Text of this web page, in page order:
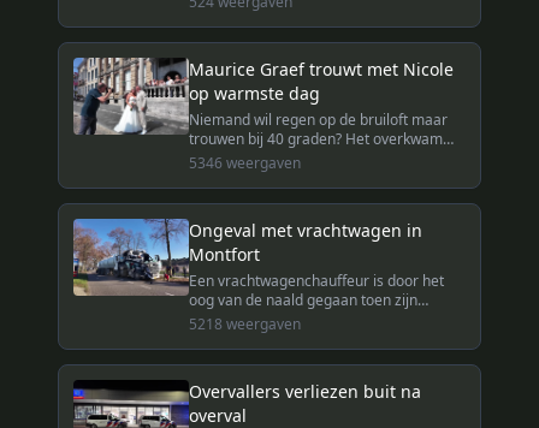
Maurice Graef trouwt met Nicole
op warmste dag
Niemand wil regen op de bruiloft maar
trouwen bij 40 graden? Het overkwam
Nicole en Maurice Graef afgelopen
vrijdag toen ze met elkaar in Roermond
5346 weergaven
Ongeval met vrachtwagen in
Montfort
Een vrachtwagenchauffeur is door het
oog van de naald gegaan toen zijn
vrachtwagen een boom raakte bij het
binnenrijden van de bebouwde kom van
5218 weergaven
Overvallers verliezen buit na
overval